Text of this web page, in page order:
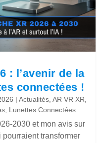
: l’avenir de la
connectées !
|Actualités ,AR VR XR
Lunettes Connectées
2030 et mon avis sur
pourraient transformer